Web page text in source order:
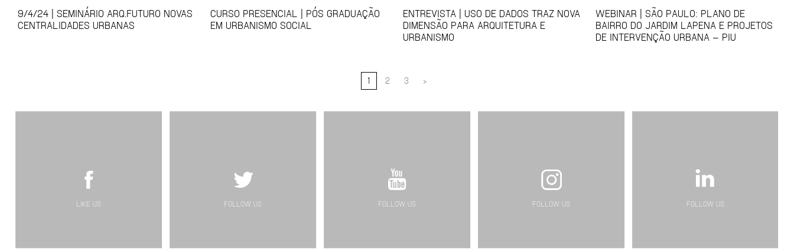
9/4/24 | SEMINÁRIO ARQ.FUTURO NOVAS
CENTRALIDADES URBANAS
CURSO PRESENCIAL | PÓS GRADUAÇÃO
EM URBANISMO SOCIAL
ENTREVISTA | USO DE DADOS TRAZ NOVA
DIMENSÃO PARA ARQUITETURA E
URBANISMO
WEBINAR | SÃO PAULO: PLANO DE
BAIRRO DO JARDIM LAPENA E PROJETOS
DE INTERVENÇÃO URBANA – PIU
1 2 3 >
LIKE US FOLLOW US FOLLOW US FOLLOW US FOLLOW US